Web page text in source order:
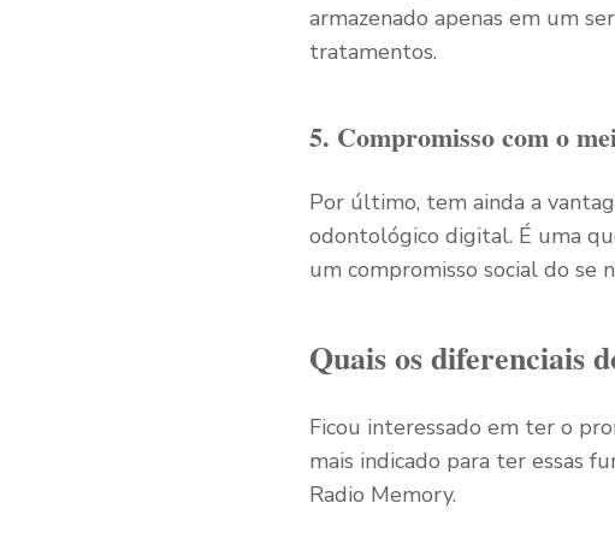
armazenado apenas em um
tratamentos.
5. Compromisso com o
Por último, tem ainda a
odontológico digital. É uma
um compromisso social do se
Quais os diferenciais
Ficou interessado em ter o
mais indicado para ter essas
Radio Memory.